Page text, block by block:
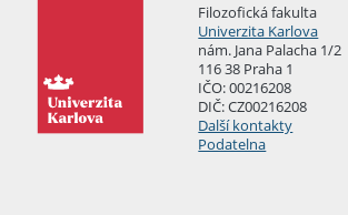
Filozofická fakulta
Univerzita Karlova
nám. Jana Palacha 1/2
116 38 Praha 1
IČO: 00216208
DIČ: CZ00216208
Další kontakty
Podatelna